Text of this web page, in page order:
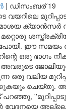
| ഡിസംബര് 19
ക്യാൻസർ
ഈ സമയം
ഒരു ഭാഗം
ഒരു വലിയ
ചെയ്തു.
പറഞ്ഞു,
വേദനയെ